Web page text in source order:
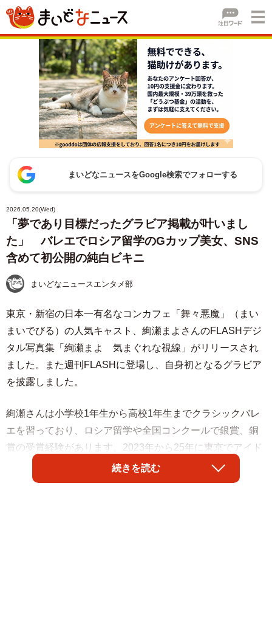
まいどなニュースをGoogle検索でフォローする
2026.05.20(Wed)
「夢であり目標だったグラビア掲載が叶いまし
た」 バレエでロシア留学のGカップ美女、SNS
含めて初公開の純白ビキニ
まいどなニュースエンタメ部
東京・新宿の日本一有名なコンカフェ「舞々悪魔」（まい
まいでびる）の人気キャスト、絢瀬まよさんのFLASHデジ
タル写真集「絢瀬まよ 気まぐれな視線」がリリースされ
ました。また週刊FLASHに登場し、自身初となるグラビア
を披露しました。
絢瀬さんは小学校1年生から高校1年生までクラシックバレ
エを習っており、ロシア留学や全国コンクールで銀賞、銅
賞の受賞経験があります。2023年から25年に東京でアイド
ル活動をして、その後は「アイドル」をコンセプトにした
「舞々悪魔」に人気キャストとして在籍しています。
続きを読む